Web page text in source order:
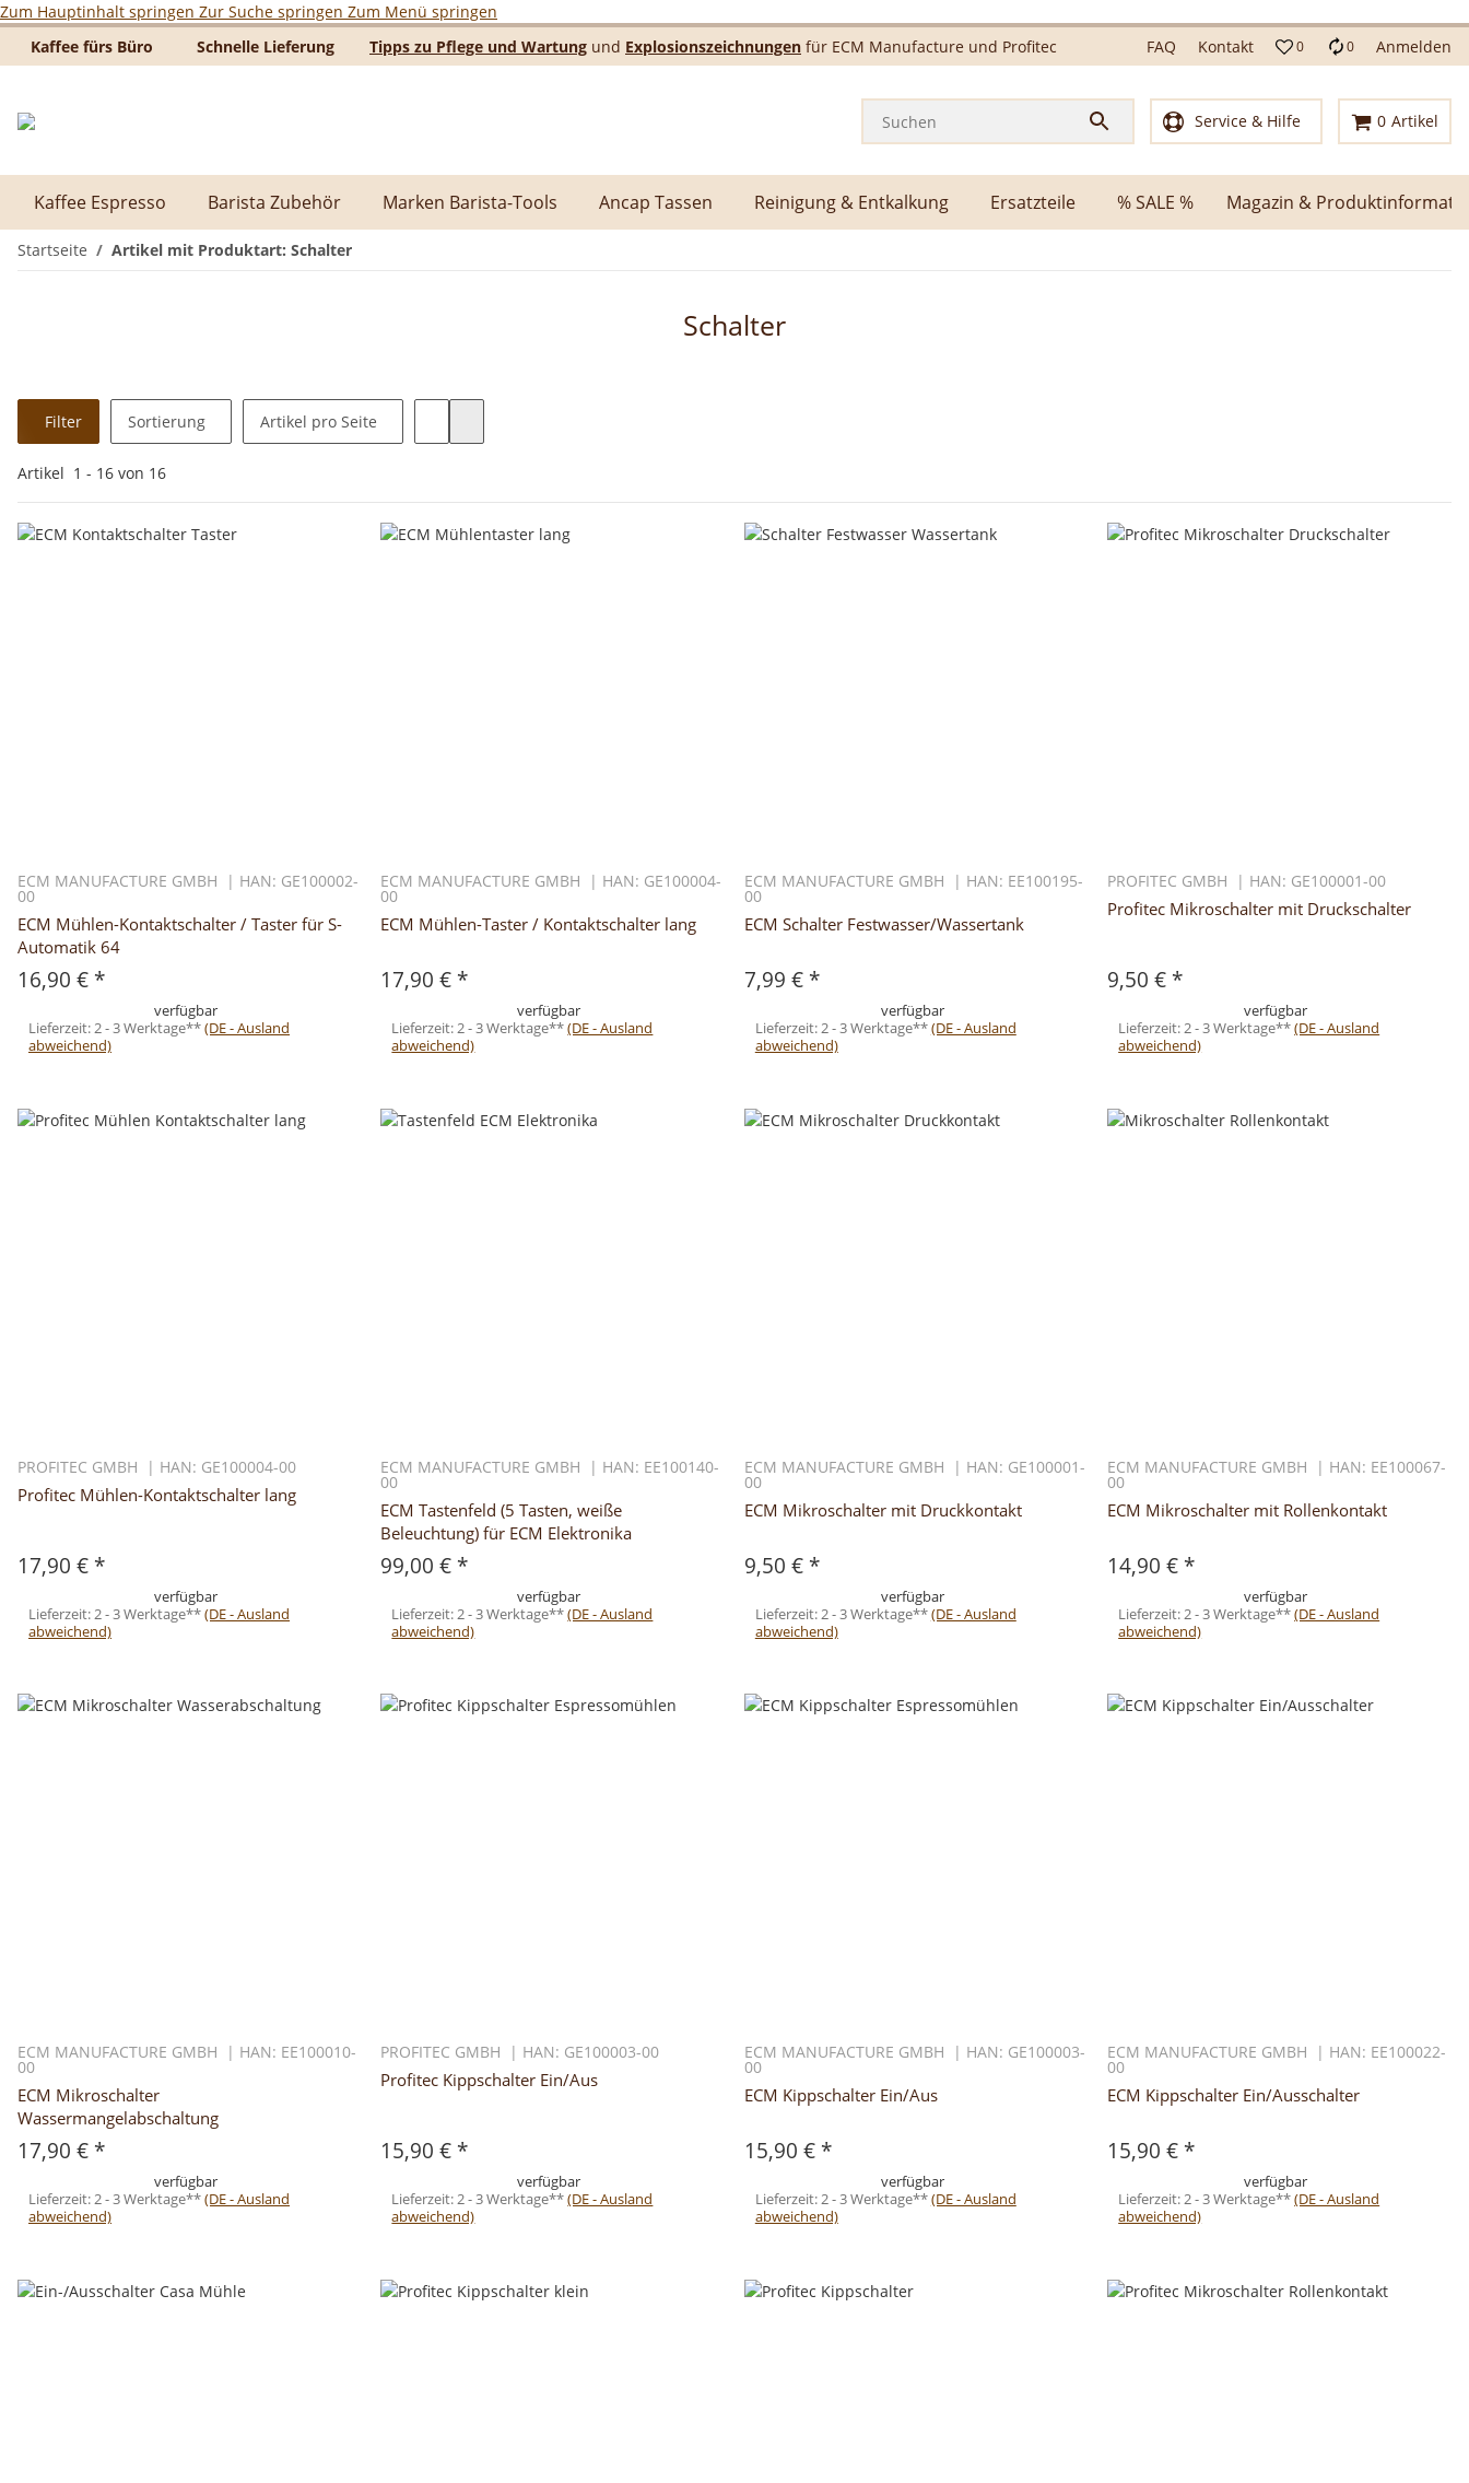
Zum Hauptinhalt springen Zur Suche springen Zum Menü springen
Kaffee fürs Büro
Schnelle Lieferung Tipps zu Pflege und Wartung und Explosionszeichnungen für ECM Manufacture und Profitec FAQ Kontakt 0 0 Anmelden
Service & Hilfe 0 Artikel
Kaffee Espresso Barista Zubehör Marken Barista-Tools Ancap Tassen Reinigung & Entkalkung Ersatzteile % SALE % Magazin &
Startseite Artikel mit Produktart: Schalter
Schalter
Filter Sortierung Artikel pro Seite
Artikel 1 - 16 von 16
ECM MANUFACTURE GMBH | HAN: GE100002-
00
ECM Mühlen-Kontaktschalter / Taster für S-
Automatik 64
16,90 € *
verfügbar
Lieferzeit:2 - 3 Werktage**(DE - Ausland
abweichend)
ECM MANUFACTURE GMBH | HAN: GE100004-
00
ECM Mühlen-Taster / Kontaktschalter lang
17,90 € *
verfügbar
Lieferzeit:2 - 3 Werktage**(DE - Ausland
abweichend)
ECM MANUFACTURE GMBH | HAN: EE100195-
00
ECM Schalter Festwasser/Wassertank
7,99 € *
verfügbar
Lieferzeit:2 - 3 Werktage**(DE - Ausland
abweichend)
PROFITEC GMBH | HAN: GE100001-00
Profitec Mikroschalter mit Druckschalter
9,50 € *
verfügbar
Lieferzeit:2 - 3 Werktage**(DE - Ausland
abweichend)
PROFITEC GMBH | HAN: GE100004-00
Profitec Mühlen-Kontaktschalter lang
17,90 € *
verfügbar
Lieferzeit: 2 - 3 Werktage**(DE - Ausland
abweichend)
ECM MANUFACTURE GMBH | HAN: EE100140-
00
ECM Tastenfeld (5 Tasten, weiße
Beleuchtung) für ECM Elektronika
99,00 € *
verfügbar
Lieferzeit: 2 - 3 Werktage**(DE - Ausland
abweichend)
ECM MANUFACTURE GMBH | HAN: GE100001-
00
ECM Mikroschalter mit Druckkontakt
9,50 € *
verfügbar
Lieferzeit: 2 - 3 Werktage**(DE - Ausland
abweichend)
ECM MANUFACTURE GMBH | HAN: EE100067-
00
ECM Mikroschalter mit Rollenkontakt
14,90 € *
verfügbar
Lieferzeit: 2 - 3 Werktage**(DE - Ausland
abweichend)
ECM MANUFACTURE GMBH | HAN: EE100010-
00
ECM Mikroschalter
Wassermangelabschaltung
17,90 € *
verfügbar
Lieferzeit:2 - 3 Werktage**(DE - Ausland
abweichend)
PROFITEC GMBH | HAN: GE100003-00
Profitec Kippschalter Ein/Aus
15,90 € *
verfügbar
Lieferzeit:2 - 3 Werktage**(DE - Ausland
abweichend)
ECM MANUFACTURE GMBH | HAN: GE100003-
00
ECM Kippschalter Ein/Aus
15,90 € *
verfügbar
Lieferzeit:2 - 3 Werktage**(DE - Ausland
abweichend)
ECM MANUFACTURE GMBH | HAN: EE100022-
00
ECM Kippschalter Ein/Ausschalter
15,90 € *
verfügbar
Lieferzeit:2 - 3 Werktage**(DE - Ausland
abweichend)